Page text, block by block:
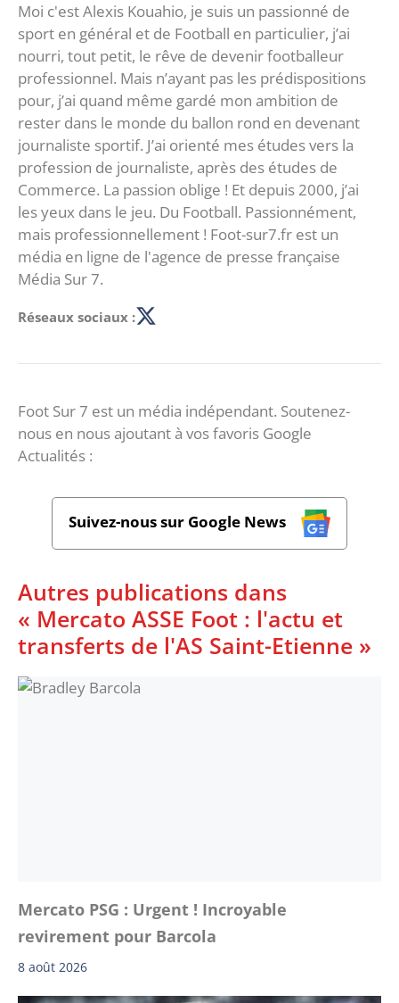
Moi c'est Alexis Kouahio, je suis un passionné de
sport en général et de Football en particulier, j’ai
nourri, tout petit, le rêve de devenir footballeur
professionnel. Mais n’ayant pas les prédispositions
pour, j’ai quand même gardé mon ambition de
rester dans le monde du ballon rond en devenant
journaliste sportif. J’ai orienté mes études vers la
profession de journaliste, après des études de
Commerce. La passion oblige ! Et depuis 2000, j’ai
les yeux dans le jeu. Du Football. Passionnément,
mais professionnellement ! Foot-sur7.fr est un
média en ligne de l'agence de presse française
Média Sur 7.
Réseaux sociaux :
Foot Sur 7 est un média indépendant. Soutenez-
nous en nous ajoutant à vos favoris Google
Actualités :
Suivez-nous sur Google News
Autres publications dans
« Mercato ASSE Foot : l'actu et
transferts de l'AS Saint-Etienne »
Mercato PSG : Urgent ! Incroyable
revirement pour Barcola
8 août 2026